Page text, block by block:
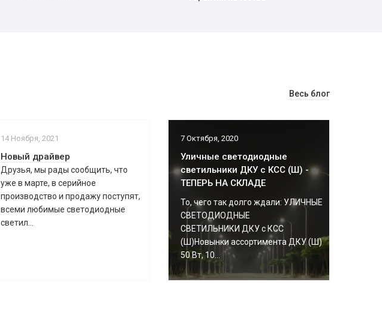
Весь блог
14 Ноября, 2021
Новый драйвер
Друзья, мы рады сообщить, что
уже в марте, в серийное
производство и продажу поступят,
всеми любимые светодиодные
светил...
7 Октября, 2020
Уличные светодиодные
светильники ДКУ с КСС (Ш) -
ТЕПЕРЬ НА СКЛАДЕ
То, чего так долго ждали: УЛИЧНЫЕ
СВЕТОДИОДНЫЕ
СВЕТИЛЬНИКИ ДКУ с КСС
(Ш)Новынки ассортимента ДКУ (Ш)
50 Вт, 10...